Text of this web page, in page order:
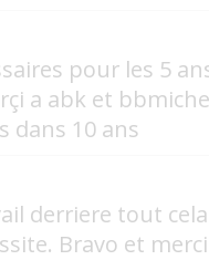
pour les 5
a abk et
dans 10 ans
derriere tout
Bravo et merci